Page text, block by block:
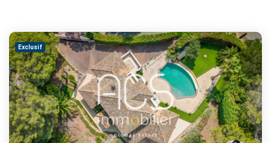
Exclusif